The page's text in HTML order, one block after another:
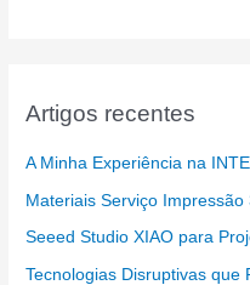
Artigos recentes
A Minha Experiência na
Materiais Serviço Impressão
Seeed Studio XIAO para
Tecnologias Disruptivas que